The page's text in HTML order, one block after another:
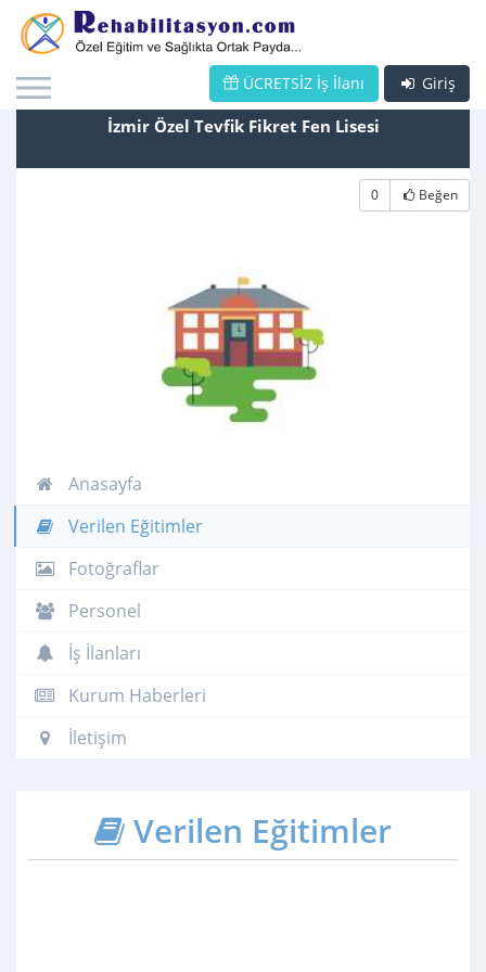
Giriş
ÜCRETSİZ İş İlanı
İzmir Özel Tevfik Fikret Fen Lisesi
0 Beğen
Anasayfa
Verilen Eğitimler
Fotoğraflar
Personel
İş İlanları
Kurum Haberleri
İletişim
Verilen Eğitimler